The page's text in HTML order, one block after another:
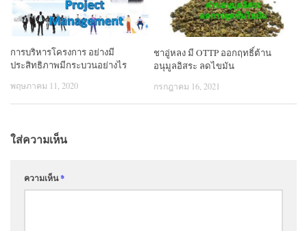
การบริหารโครงการ อย่างมี
ประสิทธิภาพมีกระบวนอย่างไร
พฤษภาคม 11, 2020
ชาอู่หลง มี OTTP ออกฤทธิ์ต้าน
อนุมูลอิสระ ลดไขมัน
กรกฎาคม 16, 2021
ใส่ความเห็น
ความเห็น*